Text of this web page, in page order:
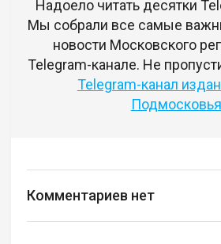
Надоело читать десятки
Мы собрали все самые
новости Московского
Telegram-канале. Не
Telegram-канал
Комментариев нет